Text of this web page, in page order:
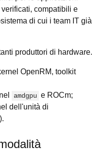
compatibili e
di cui i team IT già
produttori di hardware.
OpenRM, toolkit
amdgpu e ROCm;
dell'unità di